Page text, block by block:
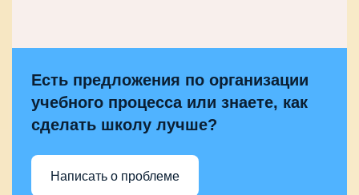
Есть предложения по организации
учебного процесса или знаете, как
сделать школу лучше?
Написать о проблеме